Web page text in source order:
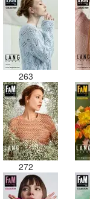
263
272